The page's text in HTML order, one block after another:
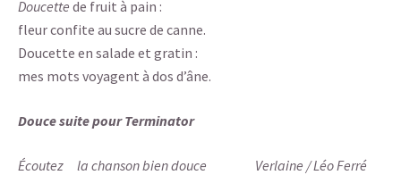
Doucette de fruit à pain :
fleur confite au sucre de canne.
Doucette en salade et gratin :
mes mots voyagent à dos d’âne.
Douce suite pour Terminator
Écoutez la chanson bien douce Verlaine / Léo Ferré